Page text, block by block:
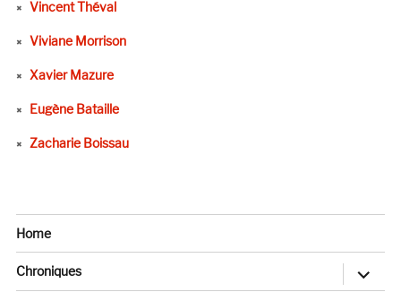
Vincent Théval
Viviane Morrison
Xavier Mazure
Eugène Bataille
Zacharie Boissau
Home
Chroniques
ouvrir
le